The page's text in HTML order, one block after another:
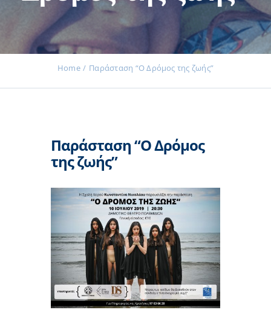
Εκδηλώσεις
Προϊόντα
Επικοινωνία
Εισφορές
Home Παράσταση “Ο Δρόμος της ζωής”
Παράσταση “Ο Δρόμος
της ζωής”